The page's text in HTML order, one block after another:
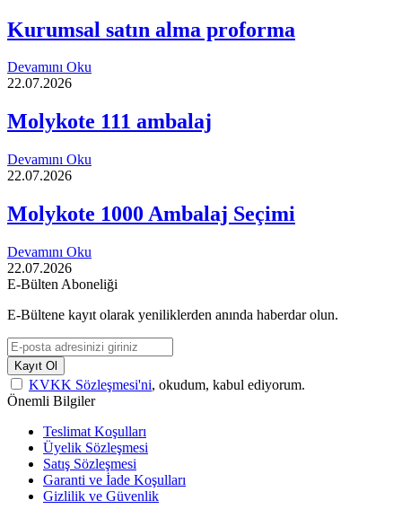
Kurumsal satın alma proforma
Devamını Oku
22.07.2026
Molykote 111 ambalaj
Devamını Oku
22.07.2026
Molykote 1000 Ambalaj Seçimi
Devamını Oku
22.07.2026
E-Bülten Aboneliği
E-Bültene kayıt olarak yeniliklerden anında haberdar olun.
Kayıt Ol
KVKK Sözleşmesi'ni, okudum, kabul ediyorum.
Önemli Bilgiler
Teslimat Koşulları
Üyelik Sözleşmesi
Satış Sözleşmesi
Garanti ve İade Koşulları
Gizlilik ve Güvenlik